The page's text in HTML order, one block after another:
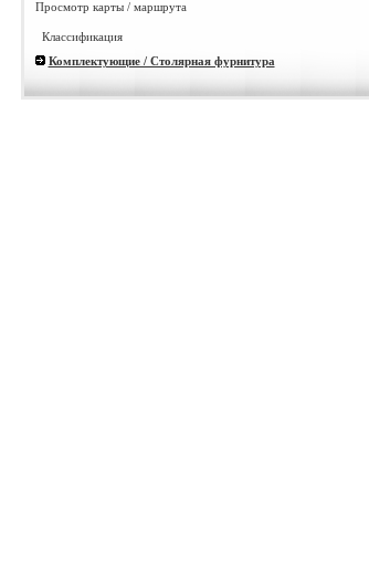
Просмотр карты / маршрута
Классификация
Комплектующие / Столярная фурнитура